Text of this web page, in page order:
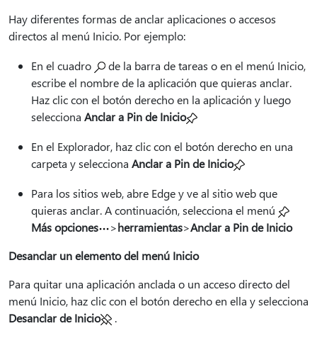
Hay diferentes formas de anclar aplicaciones o accesos
directos al menú Inicio. Por ejemplo:
En el cuadro
de la barra de tareas o en el menú Inicio,
escribe el nombre de la aplicación que quieras anclar.
Haz clic con el botón derecho en la aplicación y luego
selecciona Anclar a Pin de Inicio
En el Explorador, haz clic con el botón derecho en una
carpeta y selecciona Anclar a Pin de Inicio
Para los sitios web, abre Edge y ve al sitio web que
quieras anclar. A continuación, selecciona el menú
Más opciones
>herramientas>Anclar a Pin de Inicio
Desanclar un elemento del menú Inicio
Para quitar una aplicación anclada o un acceso directo del
menú Inicio, haz clic con el botón derecho en ella y selecciona
Desanclar de Inicio
.